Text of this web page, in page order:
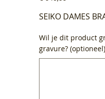
SEIKO DAMES
Wil je dit product
gravure? (optioneel)